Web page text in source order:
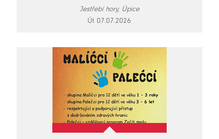
Jestřebí hory, Úpice
Út 07.07.2026